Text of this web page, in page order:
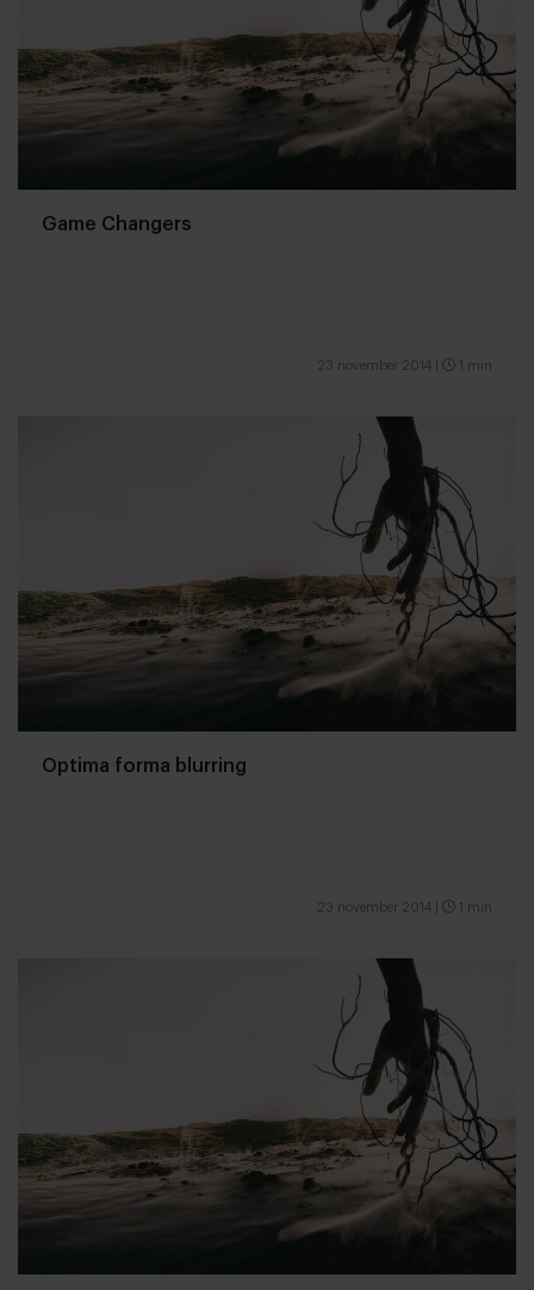
Game Changers
23 november 2014 1 min
Optima forma blurring
23 november 2014 1 min